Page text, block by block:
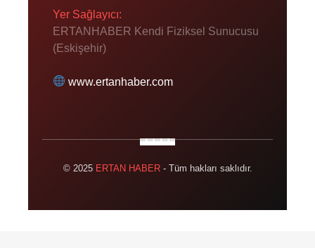
Yer Sağlayıcı:
ERTANHABER Kendi Fiziksel Sunucusu
(Eskişehir)
www.ertanhaber.com
© 2025 ERTAN HABER- Tüm hakları saklıdır.